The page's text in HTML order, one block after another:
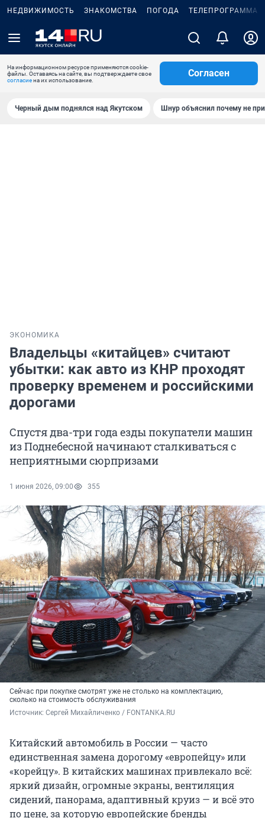
НЕДВИЖИМОСТЬ ЗНАКОМСТВА ПОГОДА ТЕЛЕПРОГРАММА
На информационном ресурсе применяются cookie-
файлы. Оставаясь на сайте, вы подтверждаете свое
согласиена их использование.
Согласен
Черный дым поднялся над Якутском Шнур объяснил почему не
ЭКОНОМИКА
Владельцы «китайцев» считают
убытки: как авто из КНР проходят
проверку временем и российскими
дорогами
Спустя два-три года езды покупатели машин
из Поднебесной начинают сталкиваться с
неприятными сюрпризами
1 июня 2026, 09:00 355
Сейчас при покупке смотрят уже не столько на комплектацию,
сколько на стоимость обслуживания
Источник: Сергей Михайличенко / FONTANKA.RU
Китайский автомобиль в России — часто
единственная замена дорогому «европейцу» или
«корейцу». В китайских машинах привлекало всё:
яркий дизайн, огромные экраны, вентиляция
сидений, панорама, адаптивный круиз — и всё это
по цене, за которую европейские бренды